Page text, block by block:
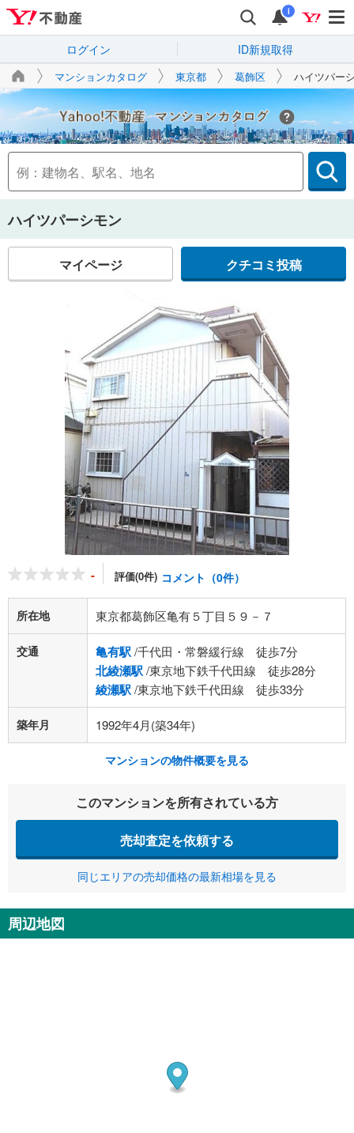
i
ログイン ID新規取得
マンションカタログ 東京都 葛飾区 ハイツパー
Yahoo!不動産
ハイツパーシモン
マイページ クチコミ投稿
- 評価(0件) コメント（0件）
所在地 東京都葛飾区亀有５丁目５９－７
交通 亀有駅/千代田・常磐緩行線 徒歩7分
北綾瀬駅/東京地下鉄千代田線 徒歩28分
綾瀬駅/東京地下鉄千代田線 徒歩33分
築年月 1992年4月(築34年)
マンションの物件概要を見る
このマンションを所有されている方
売却査定を依頼する
同じエリアの売却価格の最新相場を見る
周辺地図